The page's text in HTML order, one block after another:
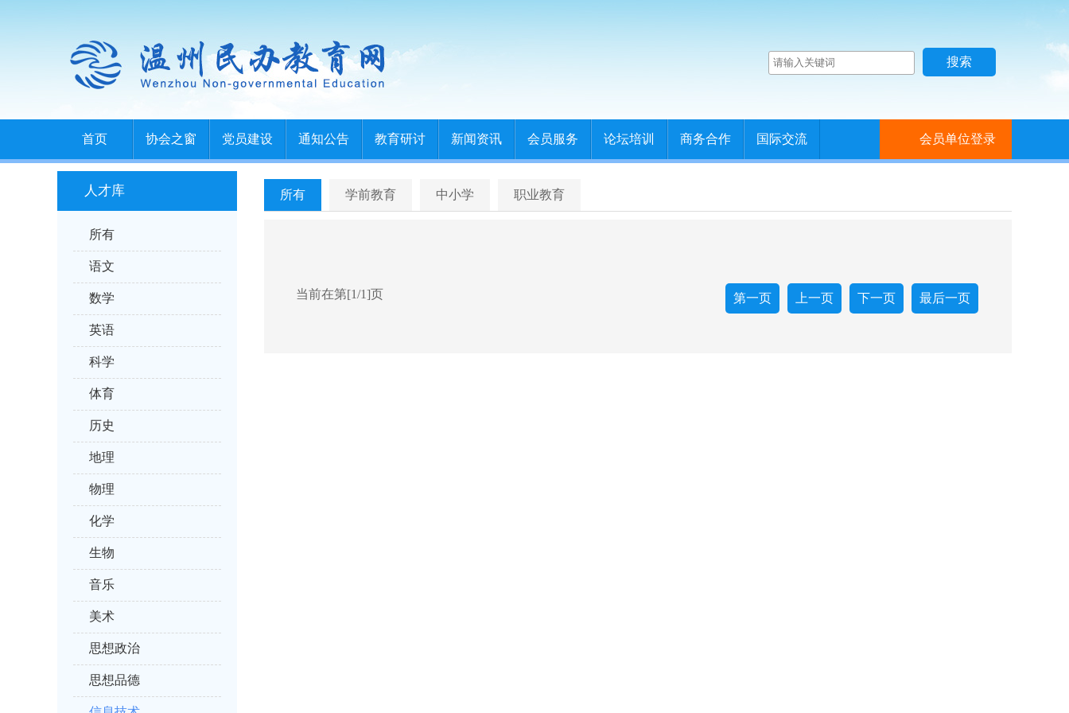
首页 协会之窗 党员建设 通知公告 教育研讨 新闻资讯 会员服务 论坛培训 商务合作 国际交流 会员单位登录
人才库
所有
语文
数学
英语
科学
体育
历史
地理
物理
化学
生物
音乐
美术
思想政治
思想品德
所有 学前教育 中小学 职业教育
当前在第[1/1]页 最后一页
下一页
上一页
第一页